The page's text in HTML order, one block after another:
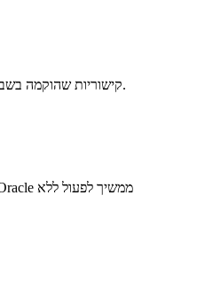
קישוריות שהוקמה בשבועות - לא חודשים, לא רבעונים.